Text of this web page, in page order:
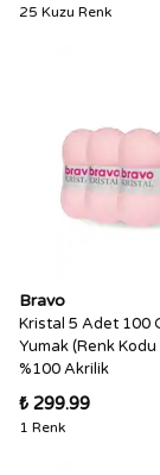
25 Kuzu Renk
Bravo
Kristal 5 Adet 100
Yumak (Renk
%100 Akrilik
₺ 299.99
1 Renk